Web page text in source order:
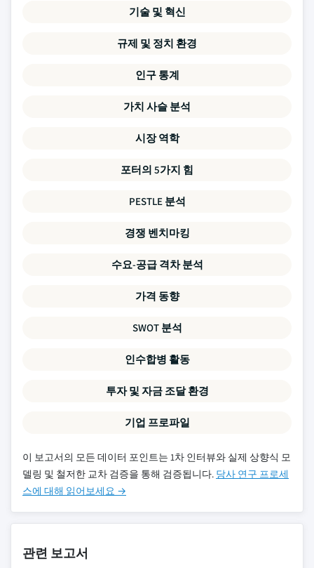
기술 및 혁신
규제 및 정치 환경
인구 통계
가치 사슬 분석
시장 역학
포터의 5가지 힘
PESTLE 분석
경쟁 벤치마킹
수요-공급 격차 분석
가격 동향
SWOT 분석
인수합병 활동
투자 및 자금 조달 환경
기업 프로파일
이 보고서의 모든 데이터 포인트는 1차 인터뷰와 실제 상향식 모
델링 및 철저한 교차 검증을 통해 검증됩니다. 당사 연구 프로세
스에 대해 읽어보세요 →
관련 보고서